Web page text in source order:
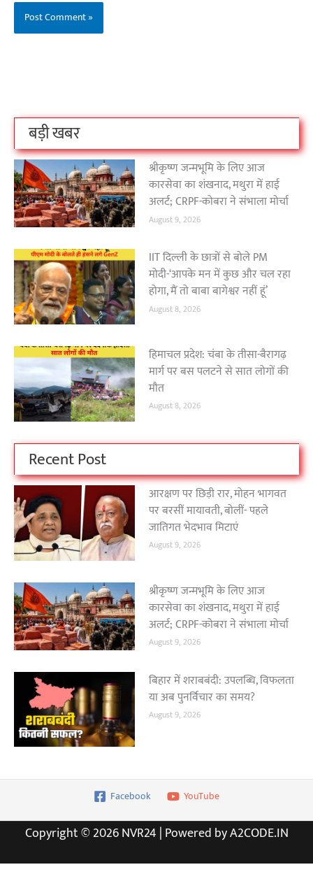
बड़ी खबर
श्रीकृष्ण जन्मभूमि के लिए आज
कारसेवा का शंखनाद, मथुरा में हाई
अलर्ट; CRPF-कोबरा ने संभाला मोर्चा
August 9, 2026
IIT दिल्ली के छात्रों से बोले PM
मोदी-‘आपके मन में कुछ और चल रहा
होगा, मैं तो बाबा बागेश्वर नहीं हूं’
August 8, 2026
हिमाचल प्रदेश: चंबा के तीसा-बैरागढ़
मार्ग पर बस पलटने से सात लोगों की
मौत
August 8, 2026
Recent Post
आरक्षण पर छिड़ी रार, मोहन भागवत
पर बरसीं मायावती, बोलीं- पहले
जातिगत भेदभाव मिटाएं
August 9, 2026
श्रीकृष्ण जन्मभूमि के लिए आज
कारसेवा का शंखनाद, मथुरा में हाई
अलर्ट; CRPF-कोबरा ने संभाला मोर्चा
August 9, 2026
बिहार में शराबबंदी: उपलब्धि, विफलता
या अब पुनर्विचार का समय?
August 9, 2026
Facebook YouTube
Copyright © 2026 NVR24 | Powered by A2CODE.IN